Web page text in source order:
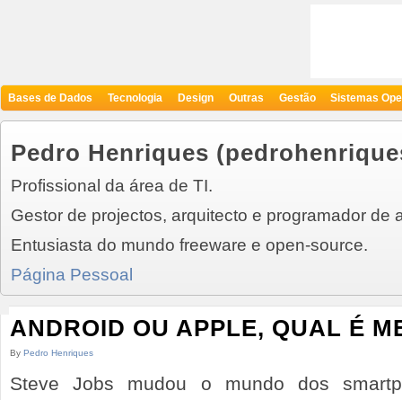
Bases de Dados Tecnologia Design Outras Gestão Sistemas
Pedro Henriques
Profissional da área de TI.
Gestor de projectos, arquitecto e programador de
Entusiasta do mundo freeware e open-source.
Página Pessoal
ANDROID OU APPLE, QUAL É
By Pedro Henriques
Steve Jobs mudou o mundo dos